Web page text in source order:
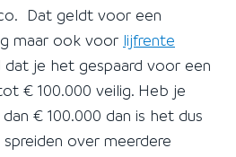
Dat geldt voor een
maar ook voor lijfrente
dat je het gespaard voor een
€ 100.000 veilig. Heb je
€ 100.000 dan is het dus
over meerdere